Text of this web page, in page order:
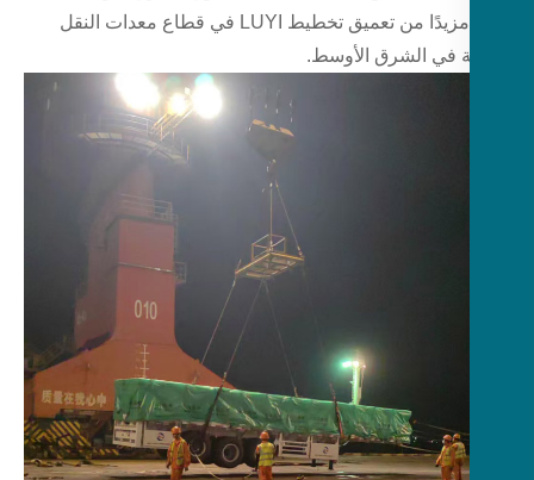
يمثل مزيدًا من تعميق تخطيط LUYI في قطاع معدات النقل
في الشرق الأوسط.